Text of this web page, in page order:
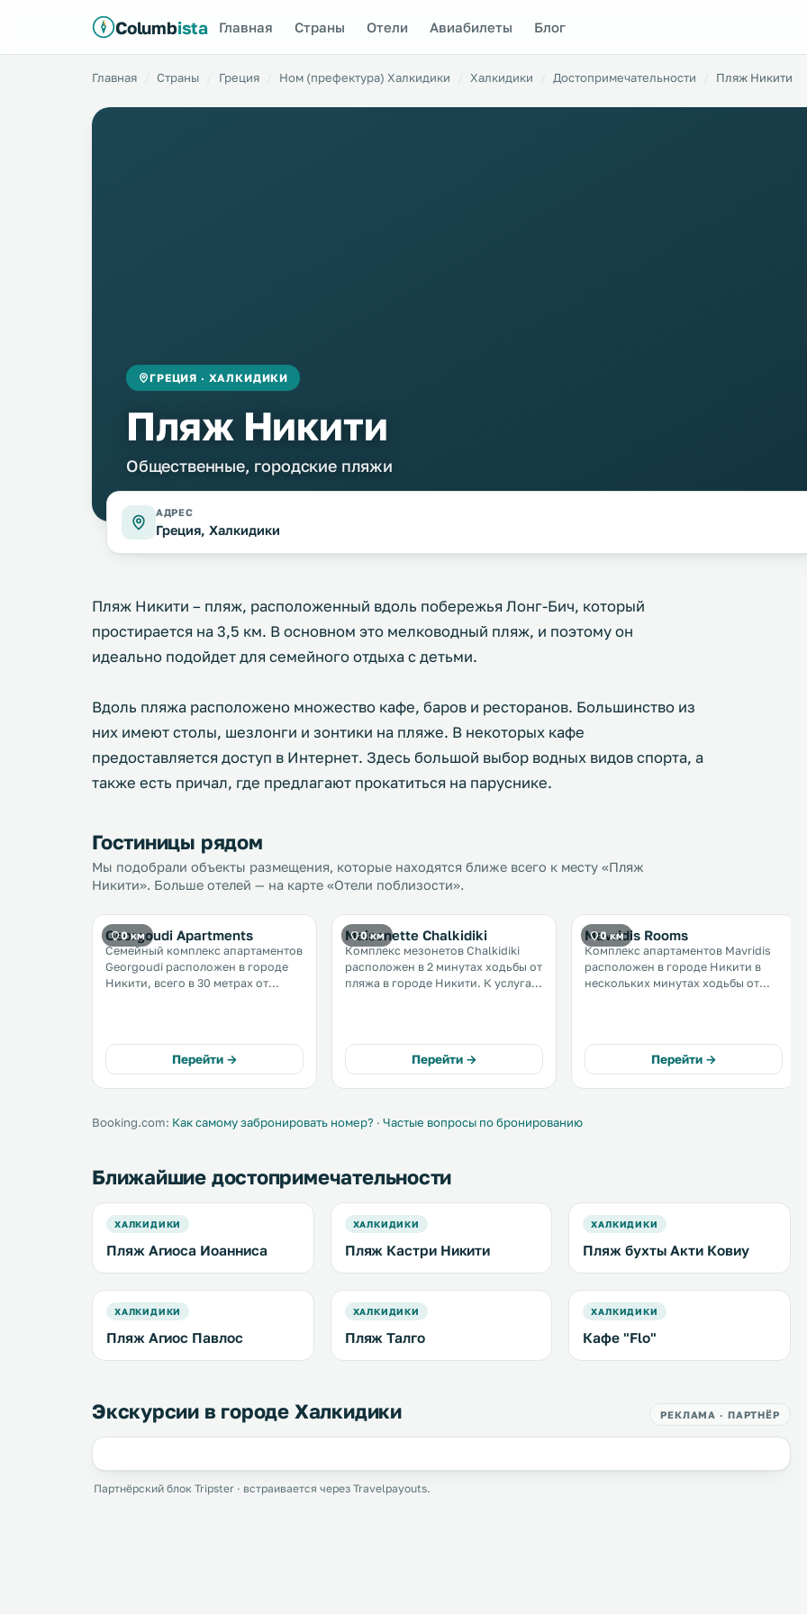
Columbista Главная Страны Отели Авиабилеты Блог
Главная Страны Греция Ном (префектура) Халкидики Халкидики Достопримечательности Пляж Никити
ГРЕЦИЯ · ХАЛКИДИКИ
Пляж Никити
Общественные, городские пляжи
АДРЕС
Греция, Халкидики
Пляж Никити – пляж, расположенный вдоль побережья Лонг-Бич, который
простирается на 3,5 км. В основном это мелководный пляж, и поэтому он
идеально подойдет для семейного отдыха с детьми.
Вдоль пляжа расположено множество кафе, баров и ресторанов. Большинство из
них имеют столы, шезлонги и зонтики на пляже. В некоторых кафе
предоставляется доступ в Интернет. Здесь большой выбор водных видов спорта, а
также есть причал, где предлагают прокатиться на паруснике.
Гостиницы рядом
Мы подобрали объекты размещения, которые находятся ближе всего к месту «Пляж
Никити». Больше отелей — на карте «Отели поблизости».
0 км
Georgoudi Apartments
Семейный комплекс апартаментов
Georgoudi расположен в городе
Никити, всего в 30 метрах от
садом с площадкой для барбекю и
бесплатным Wi-Fi на всей
Перейти →
0 км
Maisonette Chalkidiki
Комплекс мезонетов Chalkidiki
расположен в 2 минутах ходьбы от
пляжа в городе Никити. К услугам
частный сад с душем на открытом
Перейти →
0 км
Mavridis Rooms
Комплекс апартаментов Mavridis
расположен в городе Никити в
нескольких минутах ходьбы от
Перейти →
Booking.com: Как самому забронировать номер? · Частые вопросы по бронированию
Ближайшие достопримечательности
ХАЛКИДИКИ
Пляж Агиоса Иоанниса
ХАЛКИДИКИ
Пляж Кастри Никити
ХАЛКИДИКИ
Пляж бухты Акти Ковиу
ХАЛКИДИКИ
Пляж Агиос Павлос
ХАЛКИДИКИ
Пляж Талго
ХАЛКИДИКИ
Кафе "Flo"
Экскурсии в городе Халкидики РЕКЛАМА · ПАРТНЁР
Партнёрский блок Tripster · встраивается через Travelpayouts.